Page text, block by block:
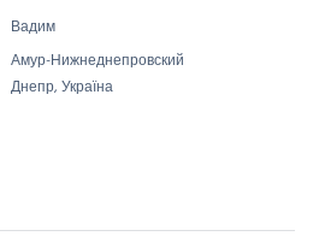
Вадим
Амур-Нижнеднепровский
Днепр, Україна